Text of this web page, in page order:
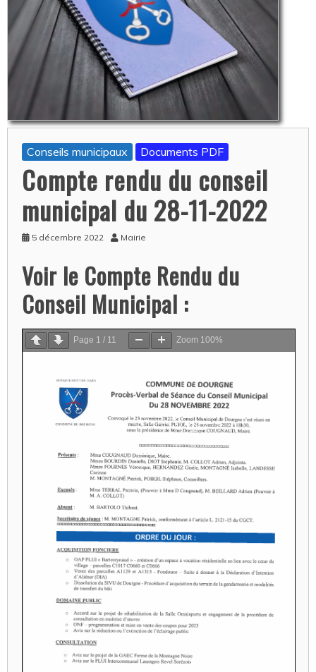
Conseils municipaux Documents PDF
Compte rendu du conseil
municipal du 28-11-2022
5 décembre 2022 Mairie
Voir le Compte Rendu du
Conseil Municipal :
Page 1 / 11 Zoom 100%